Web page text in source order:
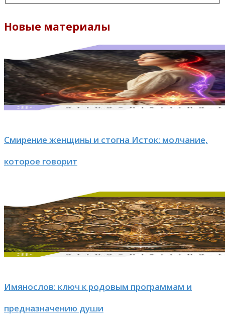
Новые материалы
Смирение женщины и стогна Исток: молчание,
которое говорит
Имянослов: ключ к родовым программам и
предназначению души